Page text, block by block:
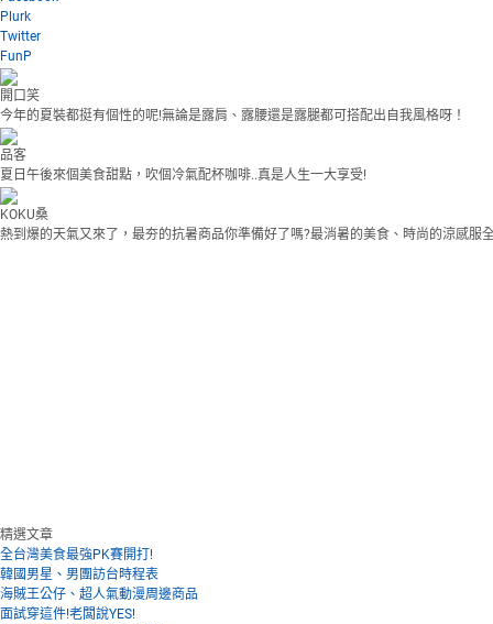
Plurk
Twitter
FunP
開口笑
今年的夏裝都挺有個性的呢!無論是露肩、露腰還是露腿都可搭配出自我風格呀！
品客
夏日午後來個美食甜點，吹個冷氣配杯咖啡..真是人生一大享受!
KOKU桑
熱到爆的天氣又來了，最夯的抗暑商品你準備好了嗎?最消暑的美食、時尚的涼感服
精選文章
全台灣美食最強PK賽開打!
韓國男星、男團訪台時程表
海賊王公仔、超人氣動漫周邊商品
面試穿這件!老闆說YES!